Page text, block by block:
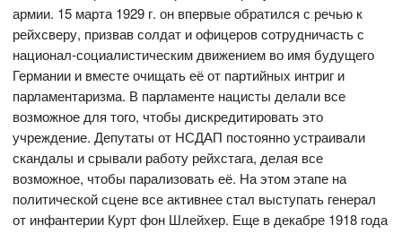
армии. 15 марта 1929 г. он впервые обратился с речью к
рейхсверу, призвав солдат и офицеров сотрудничасть с
национал-социалистическим движением во имя будущего
Германии и вместе очищать её от партийных интриг и
парламентаризма. В парламенте нацисты делали все
возможное для того, чтобы дискредитировать это
учреждение. Депутаты от НСДАП постоянно устраивали
скандалы и срывали работу рейхстага, делая все
возможное, чтобы парализовать её. На этом этапе на
политической сцене все активнее стал выступать генерал
от инфантерии Курт фон Шлейхер. Еще в декабре 1918 года